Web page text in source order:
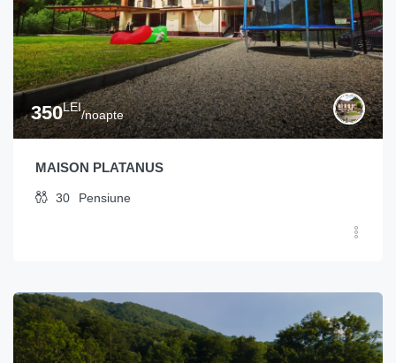
350LEI
/noapte
MAISON PLATANUS
30 Pensiune